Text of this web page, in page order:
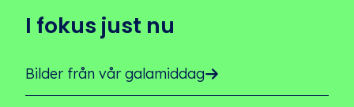
I fokus just nu
Bilder från vår galamiddag